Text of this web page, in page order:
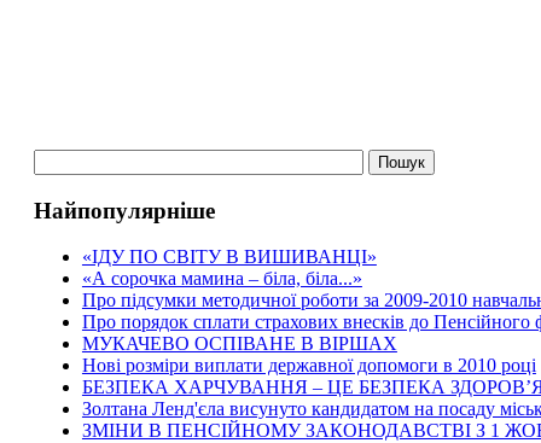
Найпопулярніше
«ІДУ ПО СВІТУ В ВИШИВАНЦІ»
«А сорочка мамина – біла, біла...»
Про підсумки методичної роботи за 2009-2010
Про порядок сплати страхових внесків до
МУКАЧЕВО ОСПІВАНЕ В ВІРШАХ
Нові розміри виплати державної допомоги в 2010 році
БЕЗПЕКА ХАРЧУВАННЯ – ЦЕ БЕЗПЕКА
Золтана Ленд'єла висунуто кандидатом на посаду
ЗМІНИ В ПЕНСІЙНОМУ ЗАКОНОДАВСТВІ З 1